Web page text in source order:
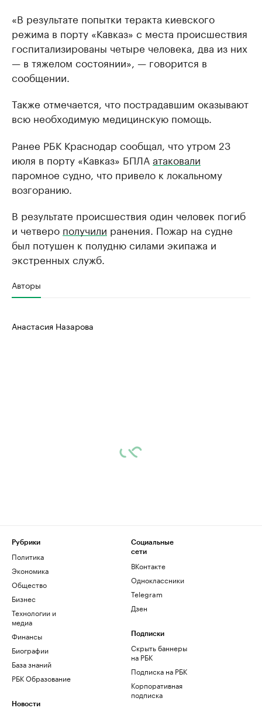
«В результате попытки теракта киевского
режима в порту «Кавказ» с места происшествия
госпитализированы четыре человека, два из них
— в тяжелом состоянии», — говорится в
сообщении.
Также отмечается, что пострадавшим оказывают
всю необходимую медицинскую помощь.
Ранее РБК Краснодар сообщал, что утром 23
июля в порту «Кавказ» БПЛА атаковали
паромное судно, что привело к локальному
возгоранию.
В результате происшествия один человек погиб
и четверо получили ранения. Пожар на судне
был потушен к полудню силами экипажа и
экстренных служб.
Авторы
Анастасия Назарова
Рубрики
Политика
Экономика
Общество
Бизнес
Технологии и
медиа
Финансы
Биографии
База знаний
РБК Образование
Новости
Социальные
сети
ВКонтакте
Одноклассники
Telegram
Дзен
Подписки
Скрыть баннеры
на РБК
Подписка на РБК
Корпоративная
подписка